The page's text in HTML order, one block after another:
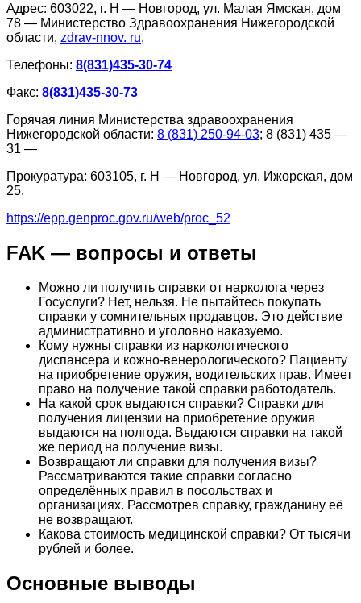
Адрес: 603022, г. Н — Новгород, ул. Малая Ямская, дом
78 — Министерство Здравоохранения Нижегородской
области, zdrav-nnov. ru,
Телефоны: 8(831)435-30-74
Факс: 8(831)435-30-73
Горячая линия Министерства здравоохранения
Нижегородской области: 8 (831) 250-94-03; 8 (831) 435 —
31 —
Прокуратура: 603105, г. Н — Новгород, ул. Ижорская, дом
25.
https://epp.genproc.gov.ru/web/proc_52
FAK — вопросы и ответы
Можно ли получить справки от нарколога через
Госуслуги? Нет, нельзя. Не пытайтесь покупать
справки у сомнительных продавцов. Это действие
административно и уголовно наказуемо.
Кому нужны справки из наркологического
диспансера и кожно-венерологического? Пациенту
на приобретение оружия, водительских прав. Имеет
право на получение такой справки работодатель.
На какой срок выдаются справки? Справки для
получения лицензии на приобретение оружия
выдаются на полгода. Выдаются справки на такой
же период на получение визы.
Возвращают ли справки для получения визы?
Рассматриваются такие справки согласно
определённых правил в посольствах и
организациях. Рассмотрев справку, гражданину её
не возвращают.
Какова стоимость медицинской справки? От тысячи
рублей и более.
Основные выводы